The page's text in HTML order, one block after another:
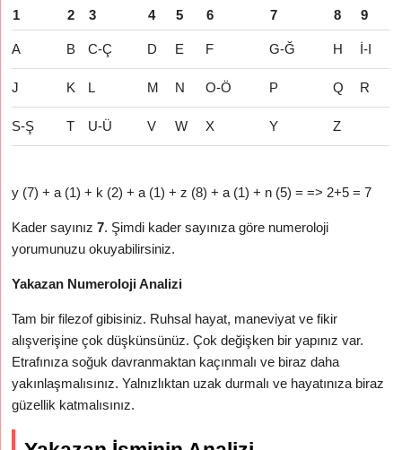
1 2 3 4 5 6 7 8 9
A B C-Ç D E F G-Ğ H İ-I
J K L M N O-Ö P Q R
S-Ş T U-Ü V W X Y Z
y (7) + a (1) + k (2) + a (1) + z (8) + a (1) + n (5) = => 2+5 = 7
Kader sayınız7. Şimdi kader sayınıza göre numeroloji
yorumunuzu okuyabilirsiniz.
Yakazan Numeroloji Analizi
Tam bir filezof gibisiniz. Ruhsal hayat, maneviyat ve fikir
alışverişine çok düşkünsünüz. Çok değişken bir yapınız var.
Etrafınıza soğuk davranmaktan kaçınmalı ve biraz daha
yakınlaşmalısınız. Yalnızlıktan uzak durmalı ve hayatınıza biraz
güzellik katmalısınız.